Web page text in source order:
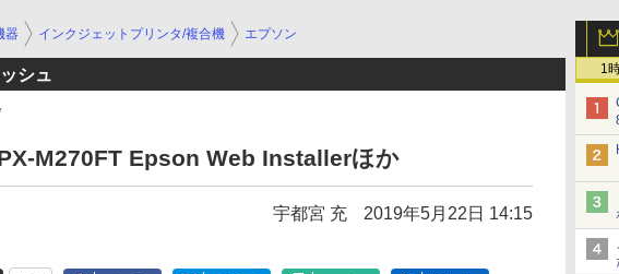
1
器 インクジェットプリンタ/複合機 エプソン
シュ
M270FT Epson Web Installerほか
宇都宮 充 2019年5月22日 14:15